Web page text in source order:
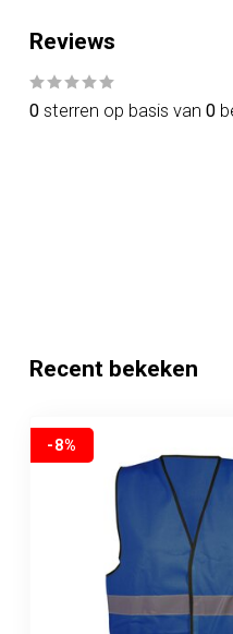
Reviews
0 sterren op basis van 0
Recent bekeken
-8%